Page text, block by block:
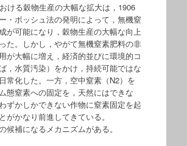
ける穀物生産の大幅な拡大は，1906
・ボッシュ法の発明によって，無機窒
が可能になり，穀物生産の大幅な向上
た。しかし，やがて無機窒素肥料の非
が大幅に増え，経済的並びに環境的コ
，水質汚染）をかけ，持続可能ではな
常化した。一方，空中窒素（N2）を
態窒素への固定を，天然にはできな
ずかしかできない作物に窒素固定を起
がかなり前進してきている。
候補になるメカニズムがある。